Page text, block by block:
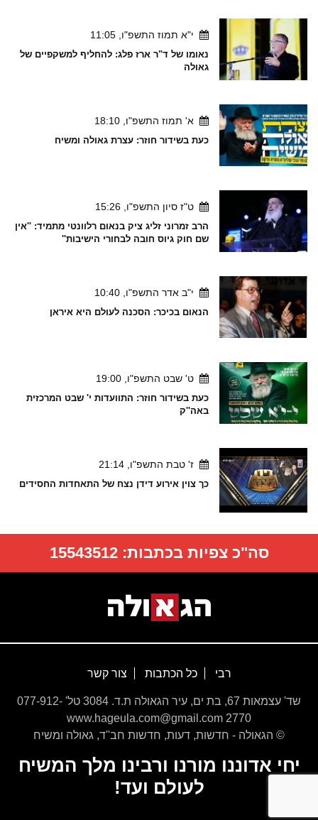
י"א תמוז התשפ"ו, 11:05
נאומו של ד"ר ארז פלג: להחליף למשקפיים של
גאולה
א' תמוז התשפ"ו, 18:10
כעת בשידור חוזר: עצרת גאולה ומשיח
ט"ז סיון התשפ"ו, 15:26
הרב זמרוני זליג ציק בנאום רלוונטי מתמיד: ''אין
שם חוק גיוס חובה לבחורי הישיבות''
י"ב אדר התשפ"ו, 10:40
הנאום בכיכר: הסכנה לעולם היא איראן
ט' שבט התשפ"ו, 19:00
כעת בשידור חוזר: התוועדות י' שבט המרכזית
באה''ק
ז' טבת התשפ"ו, 21:14
כך צוין אירוע דידן נצח של התאחדות החסידים
סה"כ צפיות בכתבות:15543512
רבי כל הכתבות צור קשר
שד' עצמאות 67, בת ים, עיר הגאולה ת.ד. 3084 טל' 077-912-
2770 www.hageula.com@gmail.com
© הגאולה - חדשות, דעות, חדשות חב''ד, גאולה ומשיח
יחי אדוננו מורנו ורבינו מלך המשיח
לעולם ועד!